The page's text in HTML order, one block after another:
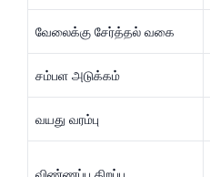
வேலைக்கு சேர்த்தல் வகை
சம்பள அடுக்கம்
வயது வரம்பு
விண்ணப்ப திறப்பு